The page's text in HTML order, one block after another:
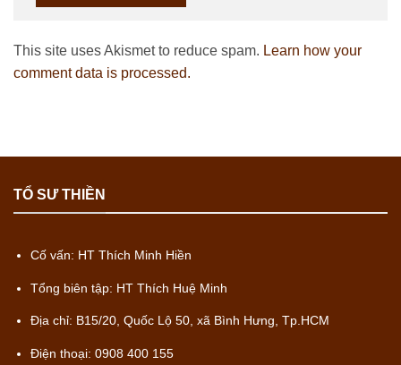
This site uses Akismet to reduce spam. Learn how your
comment data is processed.
TỔ SƯ THIỀN
Cố vấn: HT Thích Minh Hiền
Tổng biên tập: HT Thích Huệ Minh
Địa chỉ: B15/20, Quốc Lộ 50, xã Bình Hưng, Tp.HCM
Điện thoại: 0908 400 155